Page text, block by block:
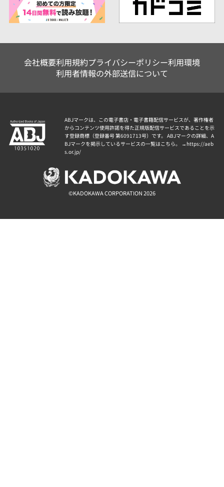
会社概要利用規約プライバシーポリシー利用環境
利用者情報の外部送信について
ABJマークは、この電子書店・電子書籍配信サービスが、著作権者
からコンテンツ使用許諾を得た正規版配信サービスであることを示
す登録商標（登録番号 第6091713号）です。 ABJマークの詳細、A
BJマークを掲示しているサービスの一覧はこちら。 → https://aeb
s.or.jp/
©KADOKAWA CORPORATION 2026